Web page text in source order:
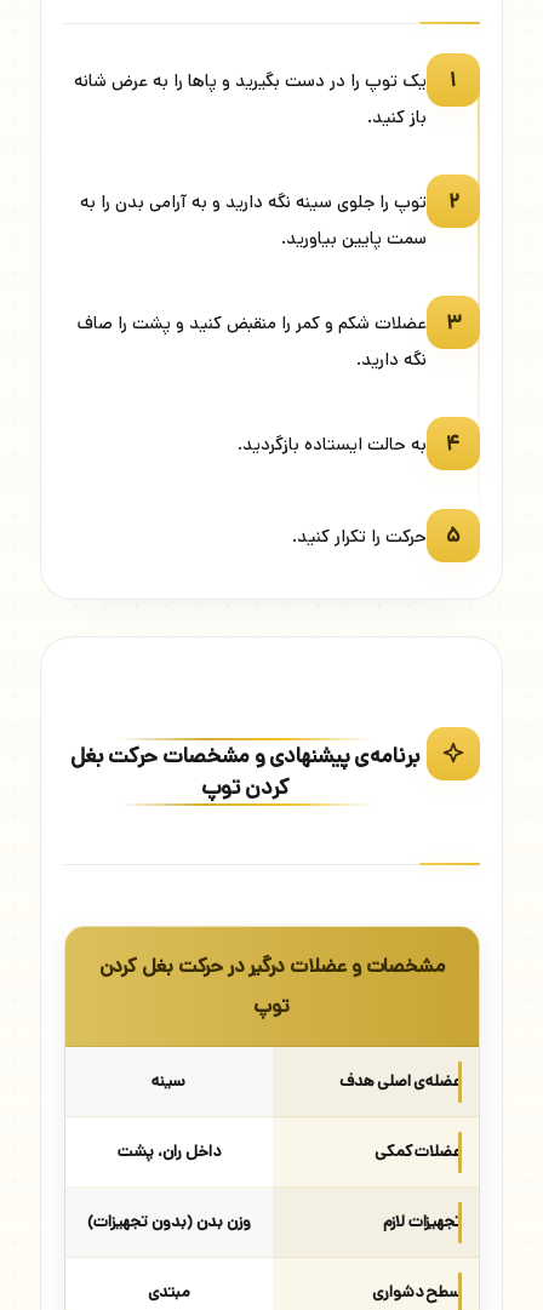
۱
یک توپ را در دست بگیرید و پاها را به عرض شانه
باز کنید.
۲
توپ را جلوی سینه نگه دارید و به آرامی بدن را به
سمت پایین بیاورید.
۳
عضلات شکم و کمر را منقبض کنید و پشت را صاف
نگه دارید.
۴ به حالت ایستاده بازگردید.
۵ حرکت را تکرار کنید.
برنامه‌ی پیشنهادی و مشخصات حرکت بغل
کردن توپ
مشخصات و عضلات درگیر در حرکت بغل کردن
توپ
عضله‌ی اصلی هدف سینه
عضلات کمکی داخل ران، پشت
تجهیزات لازم وزن بدن (بدون تجهیزات)
سطح دشواری مبتدی